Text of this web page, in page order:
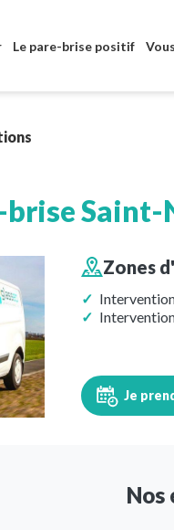
Le pare-brise positif
briseSaint-
Zones
Je
Nos